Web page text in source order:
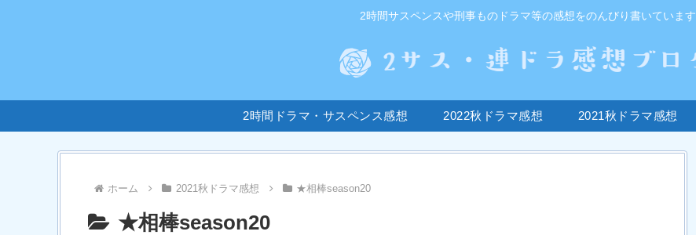
2時間サスペンスや刑事ものドラマ等の感想をのんびり書いています
2時間ドラマ・サスペンス感想 2022秋ドラマ感想 2021秋ドラマ感想
ホーム 2021秋ドラマ感想 ★相棒season20
★相棒season20